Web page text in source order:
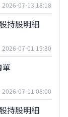
2026-07-13 18:18
持股明細
2026-07-01 19:30
單
2026-07-11 08:00
持股明細